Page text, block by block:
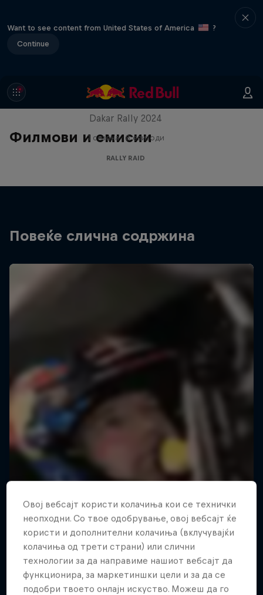
Want to see content from United States of America
?
Continue
Филмови и емисии
Dakar: In the Dust
Dakar Rally 2024
1 сезона · 8 епизоди
RALLY RAID
Повеќе слична содржина
Овој вебсајт користи колачиња кои се технички
неопходни. Со твое одобрување, овој вебсајт ќе
користи и дополнителни колачиња (вклучувајќи
колачиња од трети страни) или слични
технологии за да направиме нашиот вебсајт да
функционира, за маркетиншки цели и за да се
подобри твоето онлајн искуство. Можеш да го